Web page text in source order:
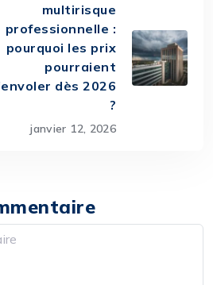
multirisque
professionnelle :
pourquoi les prix
pourraient
dès 2026
?
janvier 12, 2026